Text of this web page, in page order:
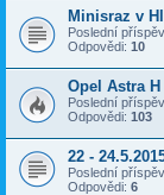
Minisraz v
Poslední
Odpovědi: 10
Opel Astra
Poslední
Odpovědi: 103
22 -
Poslední
Odpovědi: 6